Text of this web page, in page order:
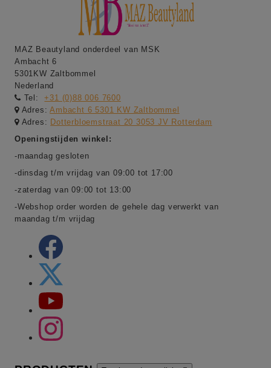
MAZ Beautyland onderdeel van MSK
Ambacht 6
5301KW Zaltbommel
Nederland
Tel:
+31 (0)88 006 7600
Adres:Ambacht 6 5301 KW Zaltbommel
Adres: Dotterbloemstraat 20 3053 JV Rotterdam
Openingstijden winkel:
-maandag gesloten
-dinsdag t/m vrijdag van 09:00 tot 17:00
-zaterdag van 09:00 tot 13:00
-Webshop order worden de gehele dag verwerkt van
maandag t/m vrijdag